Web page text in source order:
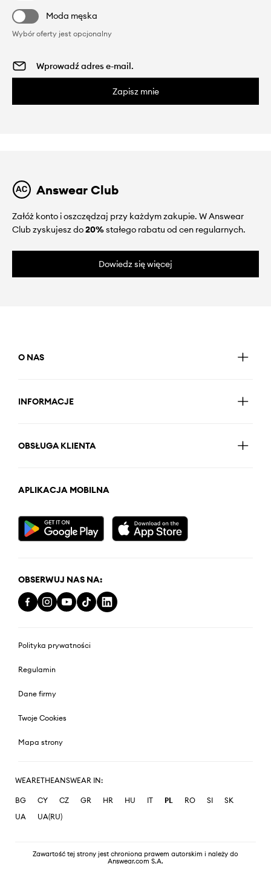
Moda męska
Wybór oferty jest opcjonalny
Zapisz mnie
Answear Club
Załóż konto i oszczędzaj przy każdym zakupie. W Answear
Club zyskujesz do20%stałego rabatu od cen regularnych.
Dowiedz się więcej
O NAS
INFORMACJE
OBSŁUGA KLIENTA
APLIKACJA MOBILNA
OBSERWUJ NAS NA:
Polityka prywatności
Regulamin
Dane firmy
Twoje Cookies
Mapa strony
WEARETHEANSWEAR IN:
BG CY CZ GR HR HU IT PL RO SI
SK
UA
UA(RU)
Zawartość tej strony jest chroniona prawem autorskim i należy do
Answear.com S.A.